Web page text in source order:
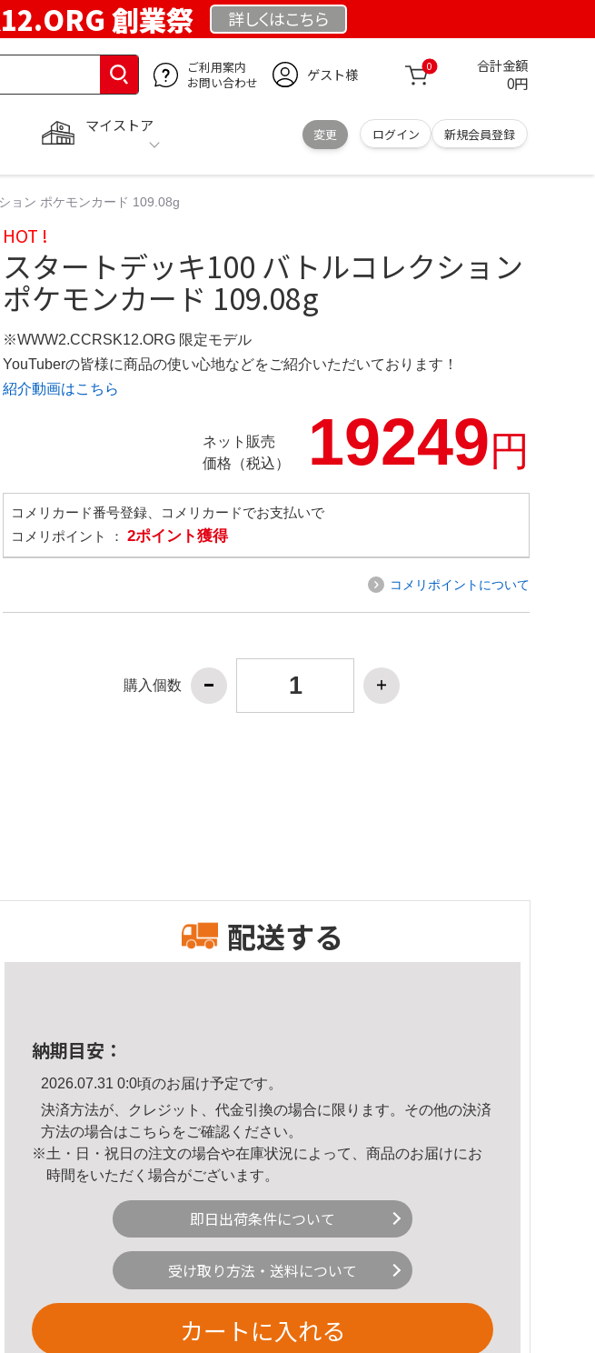
創業祭 詳しくはこちら
ご利用案内
お問い合わせ
ゲスト様 0 合計金額
0円
マイストア
変更 ログイン 新規会員登録
ョン ポケモンカード 109.08g
HOT !
スタートデッキ100 バトルコレクション
ポケモンカード 109.08g
※WWW2.CCRSK12.ORG 限定モデル
YouTuberの皆様に商品の使い心地などをご紹介いただいております！
紹介動画はこちら
ネット販売
価格（税込）
19249円
コメリカード番号登録、コメリカードでお支払いで
コメリポイント ： 2ポイント獲得
コメリポイントについて
購入個数
配送する
納期目安：
2026.07.31 0:0頃のお届け予定です。
決済方法が、クレジット、代金引換の場合に限ります。その他の決済
方法の場合はこちら をご確認ください。
※土・日・祝日の注文の場合や在庫状況によって、商品のお届けにお
時間をいただく場合がございます。
即日出荷条件について
受け取り方法・送料について
カートに入れる